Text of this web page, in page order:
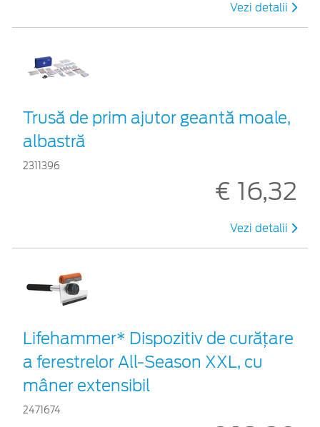
Vezi detalii
Trusă de prim ajutor geantă moale,
albastră
2311396
€ 16,32
Vezi detalii
Lifehammer* Dispozitiv de curățare
a ferestrelor All-Season XXL, cu
mâner extensibil
2471674